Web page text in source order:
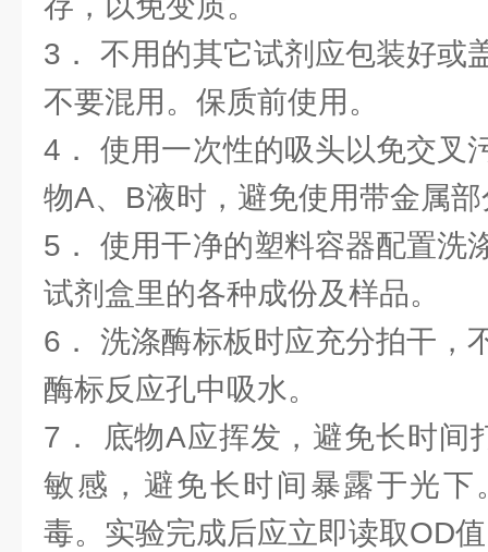
3． 不用的其它试剂应包装好或
不要混用。保质前使用。
4． 使用一次性的吸头以免交叉
物A、B液时，避免使用带金属
5． 使用干净的塑料容器配置洗
试剂盒里的各种成份及样品。
6． 洗涤酶标板时应充分拍干，
酶标反应孔中吸水。
7． 底物A应挥发，避免长时间
敏感，避免长时间暴露于光下
毒。实验完成后应立即读取OD